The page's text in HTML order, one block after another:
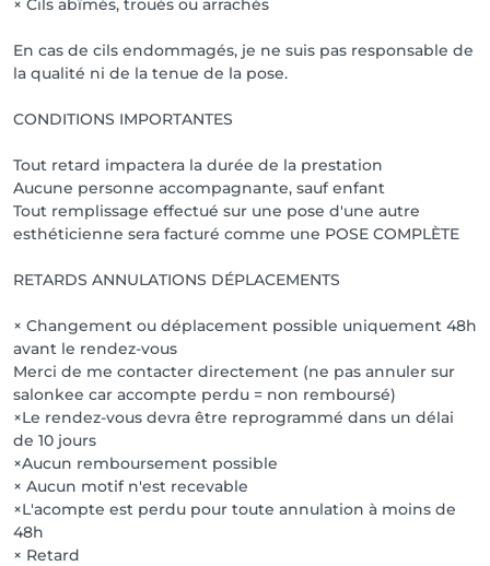
× Cils abîmés, troués ou arrachés
En cas de cils endommagés, je ne suis pas responsable de
la qualité ni de la tenue de la pose.
CONDITIONS IMPORTANTES
Tout retard impactera la durée de la prestation
Aucune personne accompagnante, sauf enfant
Tout remplissage effectué sur une pose d'une autre
esthéticienne sera facturé comme une POSE COMPLÈTE
RETARDS ANNULATIONS DÉPLACEMENTS
× Changement ou déplacement possible uniquement 48h
avant le rendez-vous
Merci de me contacter directement (ne pas annuler sur
salonkee car accompte perdu = non remboursé)
×Le rendez-vous devra être reprogrammé dans un délai
de 10 jours
×Aucun remboursement possible
× Aucun motif n'est recevable
×L'acompte est perdu pour toute annulation à moins de
48h
× Retard